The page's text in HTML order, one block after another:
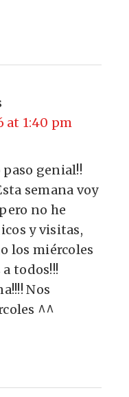
at 1:40 pm
paso genial!!
semana voy
no he
y visitas,
los miércoles
todos!!!
Nos
^^